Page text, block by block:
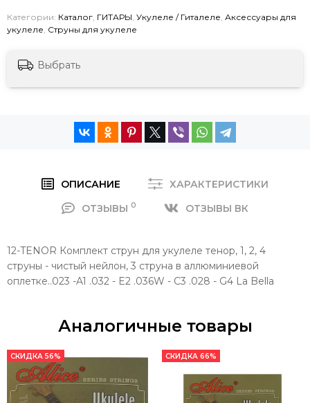
Категории: Каталог, ГИТАРЫ, Укулеле / Гиталеле, Аксессуары для
укулеле, Струны для укулеле
Выбрать
ОПИСАНИЕ
ХАРАКТЕРИСТИКИ
ОТЗЫВЫ 0 ОТЗЫВЫ ВК
12-TENOR Комплект струн для укулеле тенор, 1, 2, 4
струны - чистый нейлон, 3 струна в аллюминиевой
оплетке..023 -A1 .032 - E2 .036W - C3 .028 - G4 La Bella
Аналогичные товары
СКИДКА 56% СКИДКА 66%